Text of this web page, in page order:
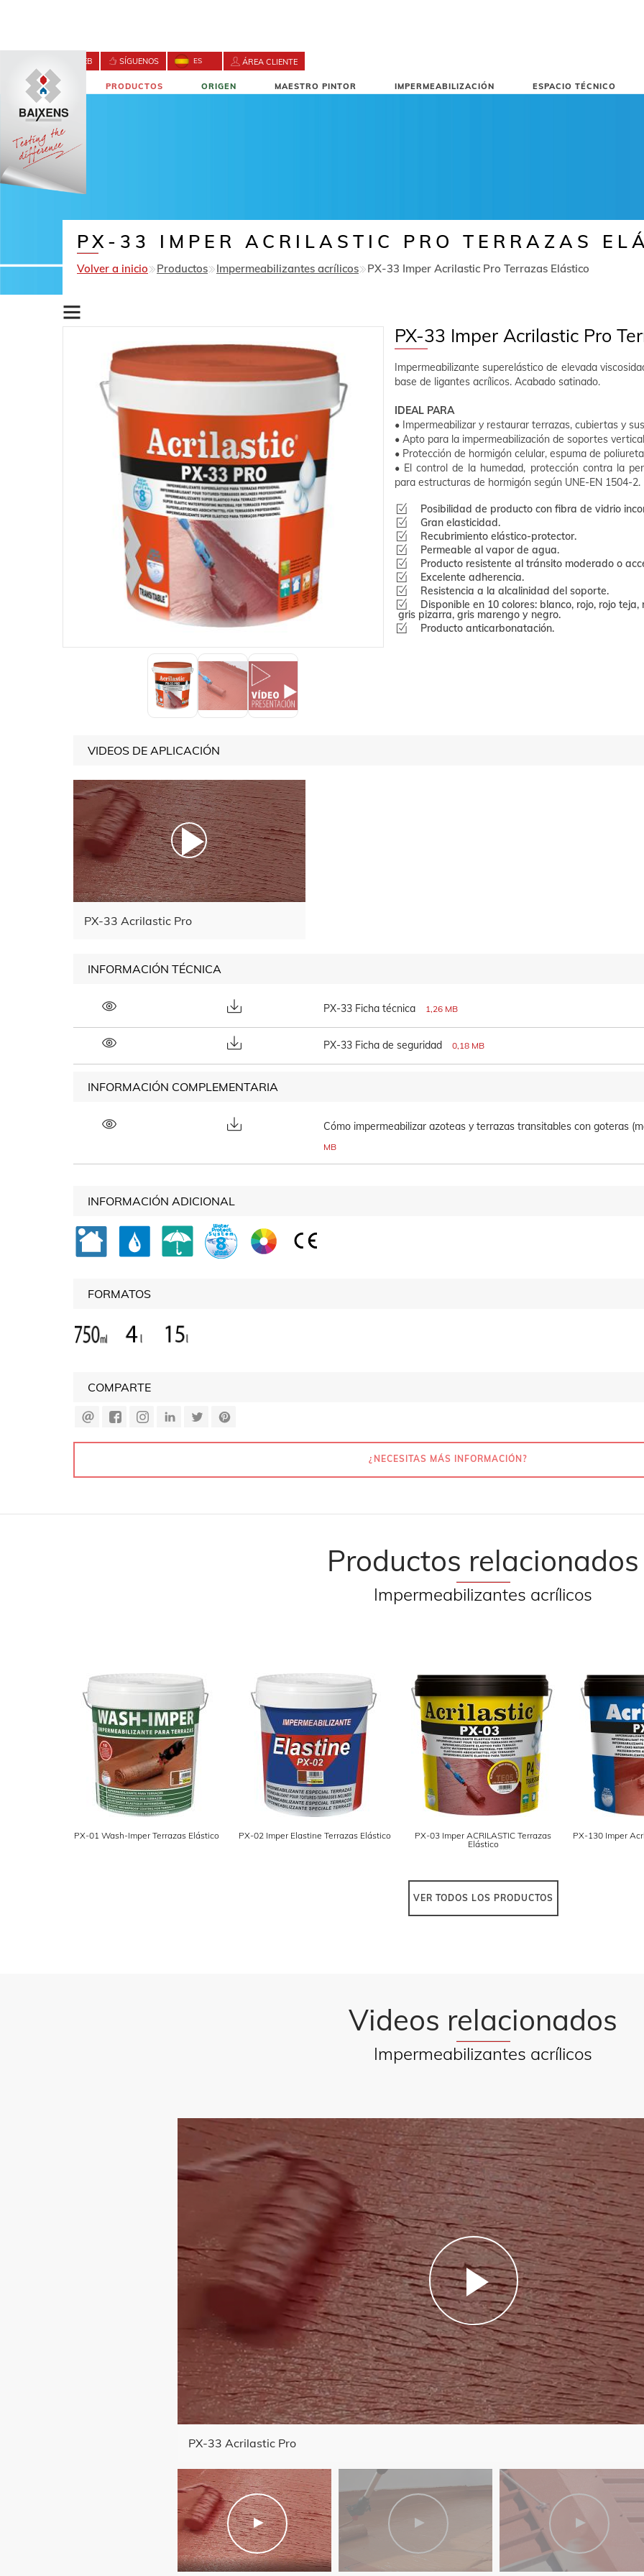
BUSCA EN LA WEB SÍGUENOS ES ÁREA CLIENTE
NOVEDADES PRODUCTOS ORIGEN MAESTRO PINTOR IMPERMEABILIZACIÓN ESPACIO TÉCNICO
CONTACTO
PX-33 IMPER ACRILASTIC PRO TERRAZAS
Volver a inicio Productos Impermeabilizantes acrílicos PX-33 Imper Acrilastic Pro Terrazas Elástico
PX-33 Imper Acrilastic Pro
Impermeabilizante superelástico de elevada
base de ligantes acrílicos. Acabado satinado.
IDEAL PARA
• Impermeabilizar y restaurar terrazas, cubiertas y
• Apto para la impermeabilización de soportes
• Protección de hormigón celular, espuma de
• El control de la humedad, protección contra la
para estructuras de hormigón según UNE-EN 1504-2.
Posibilidad de producto con fibra de vidrio
Gran elasticidad.
Recubrimiento elástico-protector.
Permeable al vapor de agua.
Producto resistente al tránsito moderado o
Excelente adherencia.
Resistencia a la alcalinidad del soporte.
Disponible en 10 colores: blanco, rojo, rojo
gris pizarra, gris marengo y negro.
Producto anticarbonatación.
VIDEOS DE APLICACIÓN
PX-33 Acrilastic Pro
INFORMACIÓN TÉCNICA
PX-33 Ficha técnica 1,26 MB
PX-33 Ficha de seguridad 0,18 MB
INFORMACIÓN COMPLEMENTARIA
Cómo impermeabilizar azoteas y terrazas transitables con goteras
MB
INFORMACIÓN ADICIONAL
FORMATOS
COMPARTE
¿NECESITAS MÁS INFORMACIÓN?
Productos relacionados
Impermeabilizantes acrílicos
PX-01 Wash-Imper Terrazas Elástico PX-02 Imper Elastine Terrazas Elástico
PX-03 Imper ACRILASTIC Terrazas
Elástico
PX-130 Imper
VER TODOS LOS PRODUCTOS
Videos relacionados
Impermeabilizantes acrílicos
PX-33 Acrilastic Pro